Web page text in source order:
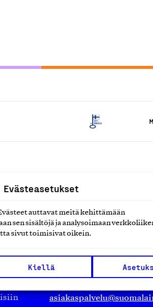
Evästeasetukset
auttavat meitä kehittämään
sen sisältöjä ja analysoimaan
sivut toimisivat oikein.
Kiellä
Suomalainen työ ry
00130 Helsinki